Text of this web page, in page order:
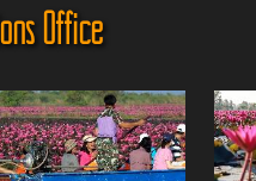
Office